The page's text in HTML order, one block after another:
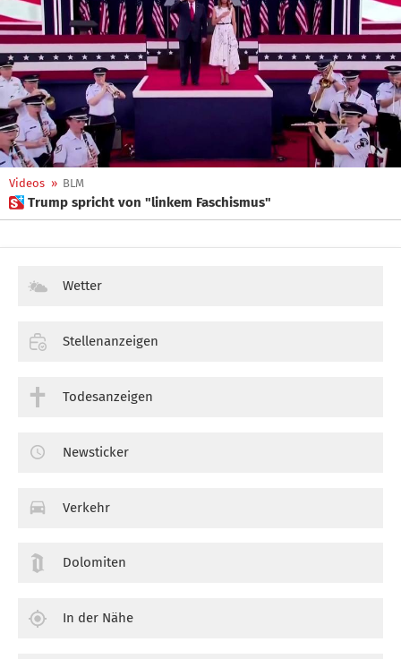
Videos » BLM
 Trump spricht von "linkem Faschismus"
Wetter
Stellenanzeigen
Todesanzeigen
Newsticker
Verkehr
Dolomiten
In der Nähe